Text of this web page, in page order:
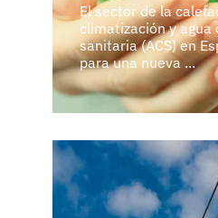
El sector de la
climatización y agua
sanitaria (ACS) en
para una nueva ...